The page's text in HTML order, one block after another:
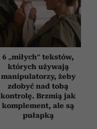
6 „miłych” tekstów,
których używają
manipulatorzy, żeby
zdobyć nad tobą
kontrolę. Brzmią jak
komplement, ale są
pułapką